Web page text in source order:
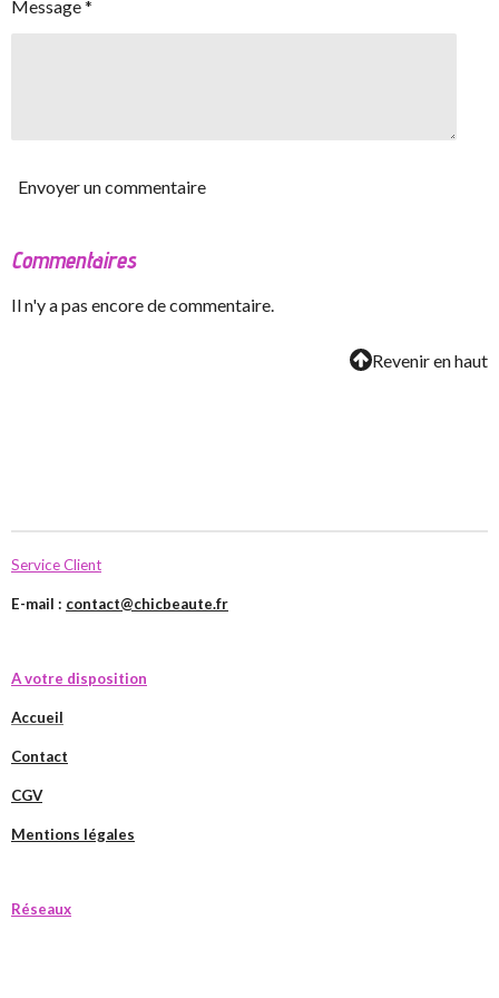
Message *
Envoyer un commentaire
Commentaires
Il n'y a pas encore de commentaire.
Revenir en haut
Service Client
E-mail : contact@chicbeaute.fr
A votre disposition
Accueil
Contact
CGV
Mentions légales
Réseaux